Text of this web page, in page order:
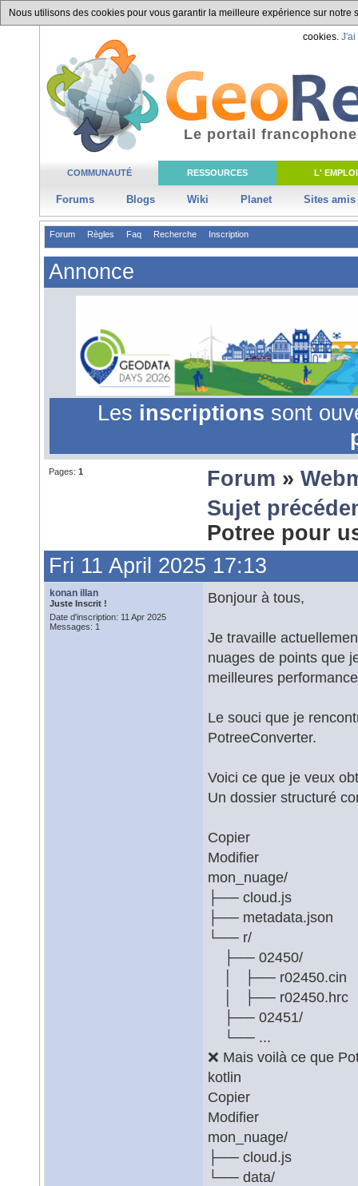
Nous utilisons des cookies pour vous garantir la meilleure expérience sur
cookies. J'ai
COMMUNAUTÉ RESSOURCES L' EMPLOI
Forums Blogs Wiki Planet Sites amis
Le portail
Forum Règles Faq Recherche Inscription
Annonce
Les inscriptions sont
Pages: 1 Forum »
Sujet
Potree pour
Fri 11 April 2025 17:13
konan illan
Juste Inscrit !
Date d'inscription: 11 Apr 2025
Messages: 1
Bonjour à tous,
Je travaille
nuages de points que
meilleures
Le souci que je
PotreeConverter.
Voici ce que je veux
Un dossier structuré
Copier
Modifier
mon_nuage/
├── cloud.js
├── metadata.json
└── r/
├── 02450/
│ ├── r02450.cin
│ ├── r02450.hrc
├── 02451/
└── ...
❌ Mais voilà ce que
kotlin
Copier
Modifier
mon_nuage/
├── cloud.js
└── data/